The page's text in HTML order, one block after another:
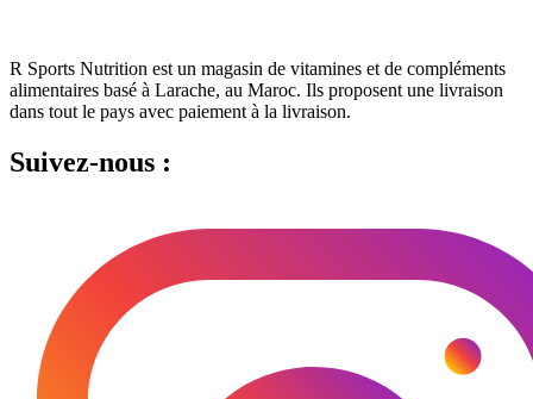
R Sports Nutrition est un magasin de vitamines et de compléments
alimentaires basé à Larache, au Maroc. Ils proposent une livraison
dans tout le pays avec paiement à la livraison.
Suivez-nous :